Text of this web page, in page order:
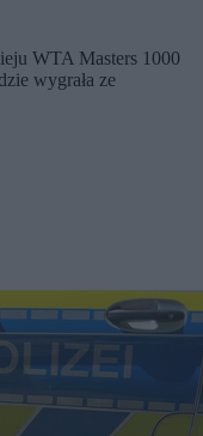
WTA Masters 1000
wygrała ze